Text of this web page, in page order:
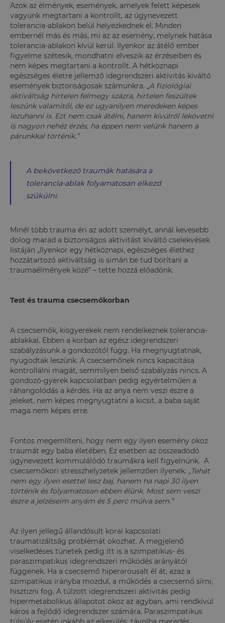
Azok az élmények, események, amelyek felett képesek
vagyunk megtartani a kontrollt, az úgynevezett
tolerancia-ablakon belül helyezkednek el. Minden
embernél más és más, mi az az esemény, melynek hatása
tolerancia-ablakon kívül kerül. Ilyenkor az átélő ember
figyelme szétesik, mondhatni elveszik az érzéseiben és
nem képes megtartani a kontrollt. A hétköznapi
egészséges életre jellemző idegrendszeri aktivitás kiváltó
események biztonságosak számunkra. „A fiziológiai
aktiváltság hirtelen felmegy százra, hirtelen feszültek
leszünk valamitől, de ez ugyanilyen meredeken képes
lezuhanni is. Ezt nem csak átélni, hanem kívülről lekövetni
is nagyon nehéz érzés, ha éppen nem velünk hanem a
párunkkal történik.”
A bekövetkező traumák hatására a
tolerancia-ablak folyamatosan elkezd
szűkülni.
Minél több trauma éri az adott személyt, annál kevesebb
dolog marad a biztonságos aktivitást kiváltó cselekvések
listáján „Ilyenkor egy hétköznapi, egészséges élethez
hozzátartozó aktiváltság is simán be tud borítani a
traumaélmények közé” – tette hozzá előadónk.
Test és trauma csecsemőkorban
A csecsemők, kisgyerekek nem rendelkeznek tolerancia-
ablakkal. Ebben a korban az egész idegrendszeri
szabályzásunk a gondozótól függ. Ha megnyugtatnak,
nyugodtak leszünk. A csecsemőnek nincs kapacitása
kontrollálni magát, semmilyen belső szabályzás nincs. A
gondozó-gyerek kapcsolatban pedig egyértelműen a
ráhangolódás a kérdés. Ha az anya nem veszi észre a
jeleket, nem képes megnyugtatni a kicsit, a baba saját
maga nem képes erre.
Fontos megemlíteni, hogy nem egy ilyen esemény okoz
traumát egy baba életében. Ez esetben az összeadódó
úgynevezett kommulálódó traumákra kell figyelnünk. A
csecsemőkori stresszhelyzetek jellemzően ilyenek. „Tehát
nem egy ilyen esettel lesz baj, hanem ha napi 30 ilyen
történik és folyamatosan ebben élünk. Most sem veszi
észre a jelzéseim anyám és 5 perc múlva sem. ”
Az ilyen jellegű állandósult korai kapcsolati
traumatizáltság problémát okozhat. A megjelenő
viselkedéses tünetek pedig itt is a szimpatikus- és
paraszimpatikus idegrendszeri működés arányától
függenek. Ha a csecsemő hiperarousalt él át, azaz a
szimpatikus irányba mozdul, a működés a csecsemő sírni,
hisztizni fog. A túlzott idegrendszeri aktivitás pedig
hipermetabolikus állapotot okoz az agyban, ami rendkívül
káros a fejlődő idegrendszer számára. Paraszimpatikus